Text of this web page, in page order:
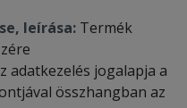
leírása: Termék
adatkezelés jogalapja a
összhangban az